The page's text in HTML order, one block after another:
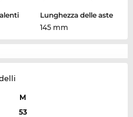
Lunghezza delle aste
145 mm
M
53